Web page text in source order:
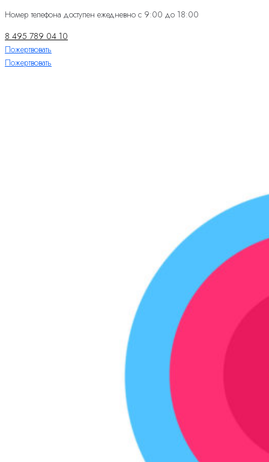
Номер телефона доступен ежедневно с 9:00 до 18:00
8 495 789 04 10
Пожертвовать
Пожертвовать